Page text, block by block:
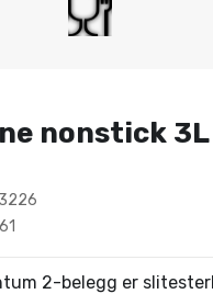
nonstick
2-belegg er